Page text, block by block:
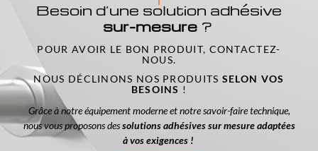
Besoin d’une solution adhésive
sur-mesure?
POUR AVOIR LE BON PRODUIT, CONTACTEZ-
NOUS.
NOUS DÉCLINONS NOS PRODUITS SELON VOS
BESOINS !
Grâce à notre équipement moderne et notre savoir-faire technique,
nous vous proposons dessolutions adhésives sur mesure adaptées
à vos exigences !